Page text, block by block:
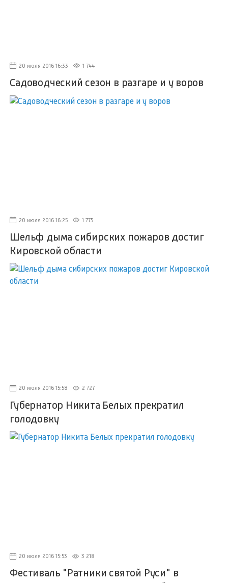
20 июля 2016 16:33 1 744
Садоводческий сезон в разгаре и у воров
20 июля 2016 16:25 1 775
Шельф дыма сибирских пожаров достиг
Кировской области
20 июля 2016 15:58 2 727
Губернатор Никита Белых прекратил
голодовку
20 июля 2016 15:53 3 218
Фестиваль "Ратники святой Руси" в